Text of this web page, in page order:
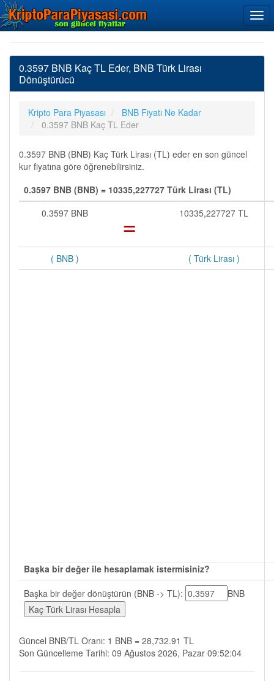
0.3597 BNB Kaç TL Eder, BNB Türk Lirası
Dönüştürücü
Kripto Para Piyasası
BNB Fiyatı Ne Kadar
0.3597 BNB Kaç TL Eder
0.3597 BNB (BNB) Kaç Türk Lirası (TL) eder en son güncel
kur fiyatına göre öğrenebilirsiniz.
0.3597 BNB (BNB) = 10335,227727 Türk Lirası (TL)
0.3597 BNB
= 10335,227727 TL
( BNB ) ( Türk Lirası )
Başka bir değer ile hesaplamak istermisiniz?
Başka bir değer dönüştürün (BNB -> TL):
BNB
Güncel BNB/TL Oranı: 1 BNB = 28,732.91 TL
Son Güncelleme Tarihi: 09 Ağustos 2026, Pazar 09:52:04